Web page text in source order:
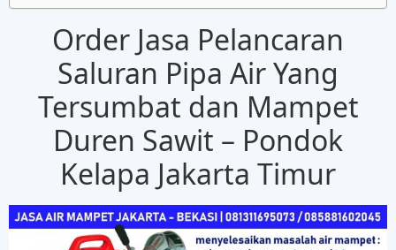
Order Jasa Pelancaran
Saluran Pipa Air Yang
Tersumbat dan Mampet
Duren Sawit – Pondok
Kelapa Jakarta Timur